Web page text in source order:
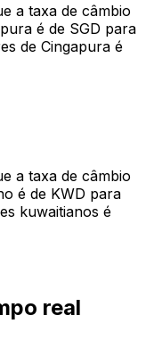
a taxa de câmbio
é de SGD para
de Cingapura é
a taxa de câmbio
é de KWD para
kuwaitianos é
real